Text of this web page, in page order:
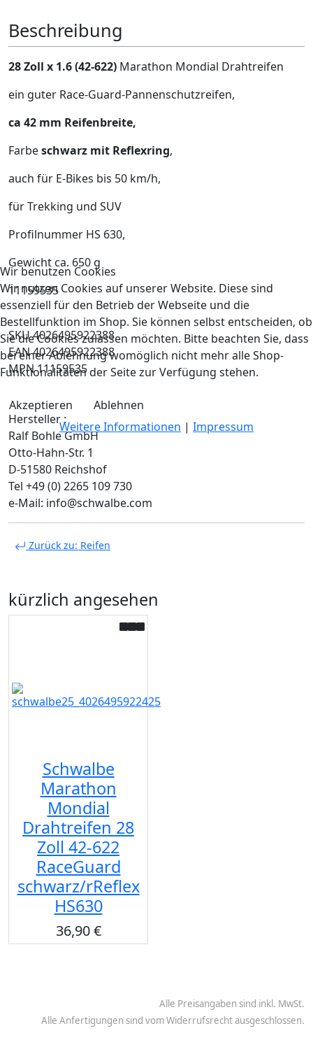
Beschreibung
28 Zoll x 1.6 (42-622) Marathon Mondial Drahtreifen
ein guter Race-Guard-Pannenschutzreifen,
ca 42 mm Reifenbreite,
Farbeschwarz mit Reflexring,
auch für E-Bikes bis 50 km/h,
für Trekking und SUV
Profilnummer HS 630,
Gewicht ca. 650 g
11159535
SKU 4026495922388
EAN 4026495922388
MPN 11159535
Hersteller :
Ralf Bohle GmbH
Otto-Hahn-Str. 1
D-51580 Reichshof
Tel +49 (0) 2265 109 730
e-Mail: info@schwalbe.com
Zurück zu: Reifen
kürzlich angesehen
Schwalbe
Marathon
Mondial
Drahtreifen 28
Zoll 42-622
RaceGuard
schwarz/rReflex
HS630
36,90 €
Alle Preisangaben sind inkl. MwSt.
Alle Anfertigungen sind vom Widerrufsrecht ausgeschlossen.
Wir benutzen Cookies
Wir nutzen Cookies auf unserer Website. Diese sind
essenziell für den Betrieb der Webseite und die
Bestellfunktion im Shop. Sie können selbst entscheiden, ob
Sie die Cookies zulassen möchten. Bitte beachten Sie, dass
bei einer Ablehnung womöglich nicht mehr alle Shop-
Funktionalitäten der Seite zur Verfügung stehen.
Akzeptieren
Ablehnen
Weitere Informationen | Impressum